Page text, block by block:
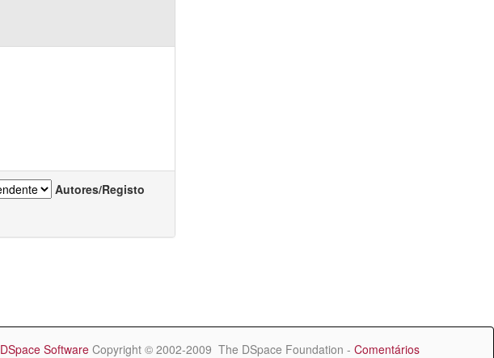
Autores/Registo
DSpace Software Copyright © 2002-2009 The DSpace Foundation - Comentários